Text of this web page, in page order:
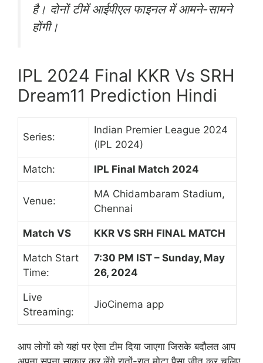
है। दोनों टीमें आईपीएल फाइनल में आमने-सामने
होंगी।
IPL 2024 Final KKR Vs SRH
Dream11 Prediction Hindi
Series:
Indian Premier League 2024
(IPL 2024)
Match: IPL Final Match 2024
Venue:
MA Chidambaram Stadium,
Chennai
Match VS KKR VS SRH FINAL MATCH
Match Start
Time:
7:30 PM IST – Sunday, May
26, 2024
Live
Streaming:
JioCinema app
आप लोगों को यहां पर ऐसा टीम दिया जाएगा जिसके बदौलत आप